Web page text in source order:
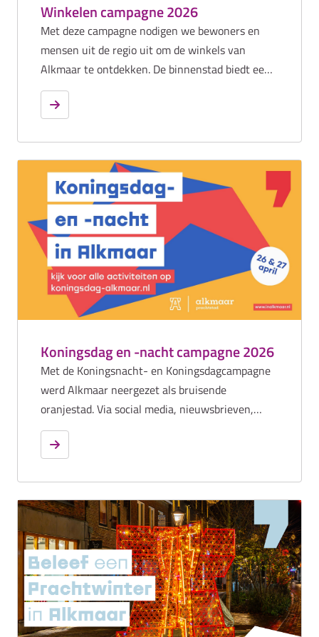
Winkelen campagne 2026
Met deze campagne nodigen we bewoners en
mensen uit de regio uit om de winkels van
Alkmaar te ontdekken. De binnenstad biedt een
aantrekkelijke mix van grote ketens, unieke
boetieks, vintage vondsten en lokale
Via advertenties, vermeldingen en het concept
‘New in Town’ laten we zien hoe rijk en divers
het aanbod is. Zo benadrukken we dat Alkmaar
dé plek is voor een verrassende en inspirerende
winkelervaring.
Koningsdag en -nacht campagne 2026
Met de Koningsnacht- en Koningsdagcampagne
werd Alkmaar neergezet als bruisende
oranjestad. Via social media, nieuwsbrieven,
buitenreclame en online campagnes werden
bewoners en regiobewoners geïnspireerd om de